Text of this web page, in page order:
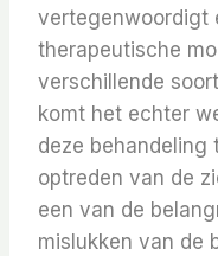
vertegenwoordigt
therapeutische
verschillende
komt het echter
deze behandeling
optreden van de
een van de
mislukken van de